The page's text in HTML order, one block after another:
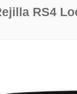
RS4